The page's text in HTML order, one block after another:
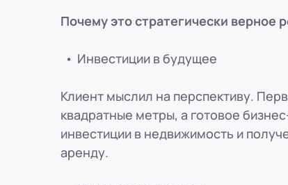
Почему это стратегически верное
Инвестиции в будущее
Клиент мыслил на перспективу.
квадратные метры, а готовое
инвестиции в недвижимость и
аренду.